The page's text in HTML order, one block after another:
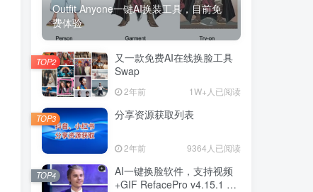
Outfit Anyone一键AI换装工具，目前免
费体验
又一款免费AI在线换脸工具
Swap
2年前 1W+人已阅读
TOP2
分享资源获取列表
2年前 9364人已阅读
TOP3
AI一键换脸软件，支持视频
+GIF RefacePro v4.15.1 安
TOP4